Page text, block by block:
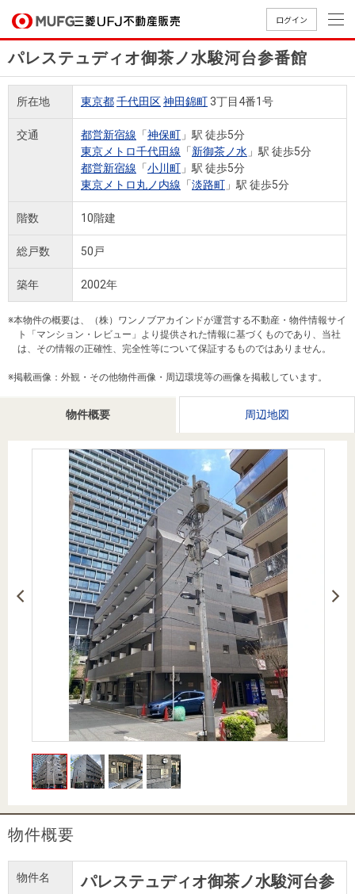
ログイン
買いたいTOP
中古
マン
ショ
ンを
探す
中古
一戸
建て
す
投
用
物
件
を
探
す
件を
探す
購入向け
サービス
住宅ロー
ンシミュ
レーショ
ン
住まい1プ
ラス（お
役立ちコ
ラム）
住まいと
暮らしの
税金の本
（電子ブ
購入ガイ
ド
売りたいTOP
無
料
査
定
相
談
売却
時手
金額
試算
売却向け
サービス
周辺相場
検索
住まい1プ
ラス（お
役立ちコ
ラム）
住まいと
暮らしの
税金の本
（電子ブ
ック）
売却ガイ
ド
店舗案内TOP
店舗のご
案内（首
都圏）
古屋）
西）
会社情報TOP
ごあいさ
つ
経営ビジ
ョン
組織図
役員一
覧
沿革
本社地
ニュース
リリース
（電子ブ
ック版）
採用情報TOP
新卒採用
情報
買いたい
売りたい
採用情報
法人のお客さま
提携企業にお勤めの方
閉じる
パレステュディオ御茶ノ水駿河台参番館
物件概要 周辺地図
所在地 東京都千代田区神田錦町 3丁目4番1号
交通 都営新宿線 「神保町 」駅 徒歩5分
東京メトロ千代田線 「新御茶ノ水 」駅 徒歩5分
都営新宿線 「小川町 」駅 徒歩5分
東京メトロ丸ノ内線 「淡路町 」駅 徒歩5分
階数 10階建
総戸数 50戸
築年 2002年
※本物件の概要は、（株）ワンノブアカインドが運営する不動産・物件情報サイ
ト「マンション・レビュー」より提供された情報に基づくものであり、当社
は、その情報の正確性、完全性等について保証するものではありません。
※掲載画像：外観・その他物件画像・周辺環境等の画像を掲載しています。
物件概要
物件名
パレステュディオ御茶ノ水駿河台参